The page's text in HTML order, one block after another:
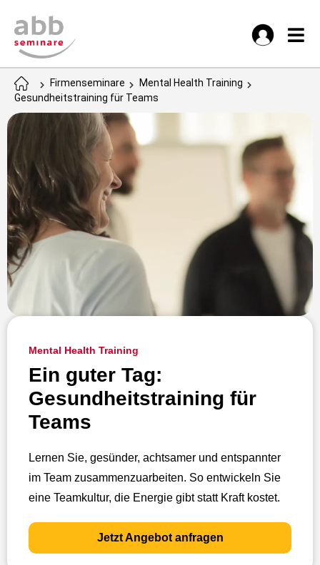
Firmenseminare
Mental Health Training
Gesundheitstraining für Teams
Mental Health Training
Ein guter Tag:
Gesundheitstraining für
Teams
Lernen Sie, gesünder, achtsamer und entspannter
im Team zusammenzuarbeiten. So entwickeln Sie
eine Teamkultur, die Energie gibt statt Kraft kostet.
Jetzt Angebot anfragen